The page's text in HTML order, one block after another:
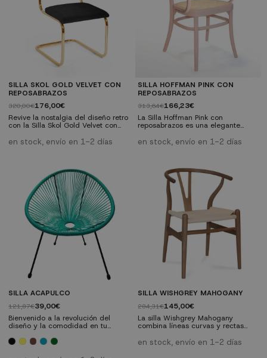
SILLA SKOL GOLD VELVET CON
REPOSABRAZOS
320,00€176,00€
Revive la nostalgia del diseño retro
con la Silla Skol Gold Velvet con
acero tubular y su asiento de
madera con ratán fusionan lo
decoración. Con una construcción
resistente y fácil mantenimiento,
es ideal para cualquier ambiente,
ya sea en el hogar, oficina o...
en stock, envío en 1-2 días
SILLA HOFFMAN PINK CON
REPOSABRAZOS
313,64€166,23€
La Silla Hoffman Pink con
reposabrazos es una elegante
madera maciza de olmo con un
asiento y respaldo de mimbre,
Perfecta para el hogar o negocios
con un diseño retro.
Características técnicas:
Dimensiones: Ancho 45 cm | Alto
83 cm | Profundidad del asiento
en stock, envío en 1-2 días
SILLA ACAPULCO
121,87€39,00€
Bienvenido a la revolución del
diseño y la comodidad en tu
Acapulco. Esta obra maestra de la
SILLA WISHGREY MAHOGANY
284,31€145,00€
La silla Wishgrey Mahogany
combina líneas curvas y rectas
en forma de Y junto a unas patas
curvadas de gran estabilidad.
en stock, envío en 1-2 días